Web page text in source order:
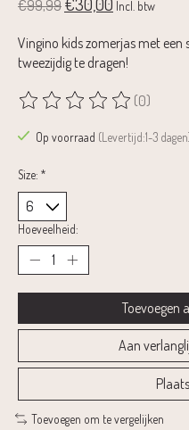
€99,99 Incl. btw
Vingino kids zomerjas met
tweezijdig te dragen!
De beoordeling van dit product is
(0)
Op voorraad (Levertijd:1-3
Size: *
Hoeveelheid:
Toevoegen
Aan
Toevoegen om te vergelijken